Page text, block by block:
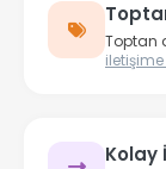
Toptan
Kolay